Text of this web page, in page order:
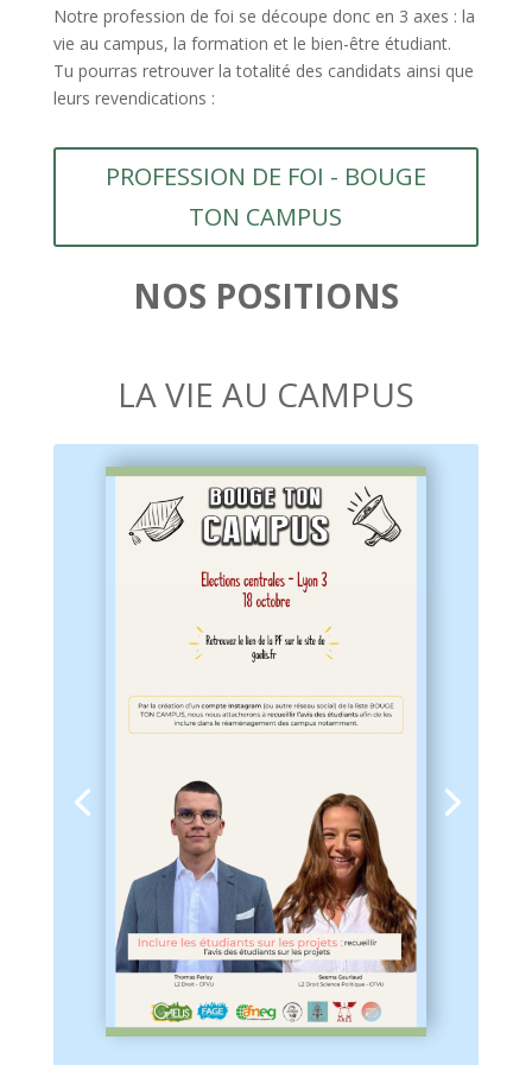
Notre profession de foi se découpe donc en 3 axes : la
vie au campus, la formation et le bien-être étudiant.
Tu pourras retrouver la totalité des candidats ainsi que
leurs revendications :
PROFESSION DE FOI - BOUGE
TON CAMPUS
NOS POSITIONS
LA VIE AU CAMPUS